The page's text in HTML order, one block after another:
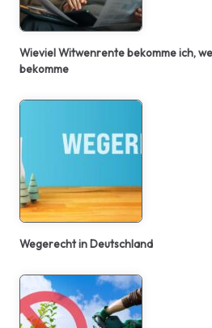
Wieviel Witwenrente bekomme ich,
bekomme
Wegerecht in Deutschland